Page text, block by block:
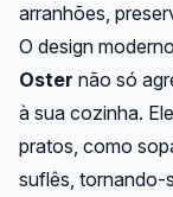
arranhões,
O design
Oster não só
à sua cozinha.
pratos, como
suflês, tornando-